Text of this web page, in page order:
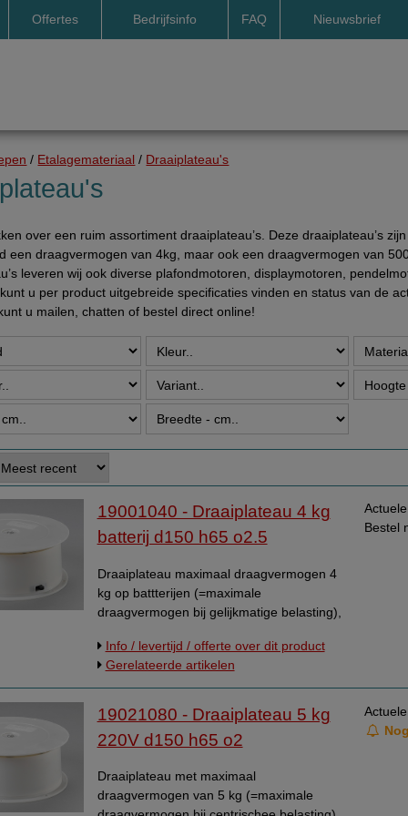
Offertes Bedrijfsinfo
Foto's
Impressum Duitsland
Neutrale website Stockcenter
Openingstijden
Retour mogelijkheden
Verwerkersovereenkomst
Wijzigen afleveradres
WhatsApp
FAQ Nieuwsbrief
/ Etalagemateriaal / Draaiplateau's
over een ruim assortiment draaiplateau’s. Deze draaiplateau’s
een draagvermogen van 4kg, maar ook een draagvermogen van
leveren wij ook diverse plafondmotoren, displaymotoren,
u per product uitgebreide specificaties vinden en status van de
u mailen, chatten of bestel direct online!
19001040 - Draaiplateau 4 kg
batterij d150 h65 o2.5
Draaiplateau maximaal draagvermogen 4
kg op battterijen (=maximale
draagvermogen bij gelijkmatige belasting),
draaisnelheid 1,7 omwentelingen per
minuut. Rechtsomdraaiend. Kunststof
uitvoering, met aan/uit schakelaar op de
zijkant. Werkt op 1 en of op 2 stuks D-cell
(LR-20) batterijen. Wij kunnen geen
indikatie van levensduur van te gebruiken
kunststoffen draaiplateau.. Data Max.
centrical load 4 kg Display turn plate Ø 150
Info / levertijd / offerte over dit product
Gerelateerde artikelen
Bestel
19021080 - Draaiplateau 5 kg
220V d150 h65 o2
Draaiplateau met maximaal
draagvermogen van 5 kg (=maximale